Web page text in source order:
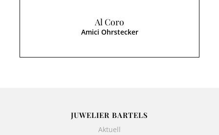
Al Coro
Amici Ohrstecker
JUWELIER BARTELS
Aktuell